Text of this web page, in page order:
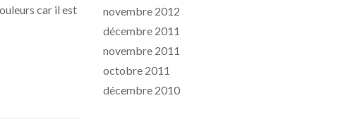
car il est
novembre 2012
décembre 2011
novembre 2011
octobre 2011
décembre 2010